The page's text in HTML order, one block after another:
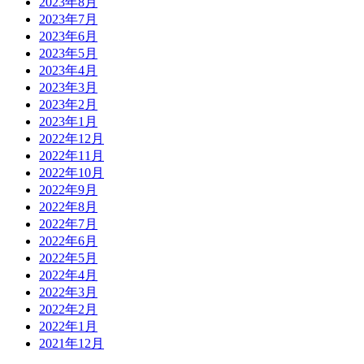
2023年7月
2023年6月
2023年5月
2023年4月
2023年3月
2023年2月
2023年1月
2022年12月
2022年11月
2022年10月
2022年9月
2022年8月
2022年7月
2022年6月
2022年5月
2022年4月
2022年3月
2022年2月
2022年1月
2021年12月